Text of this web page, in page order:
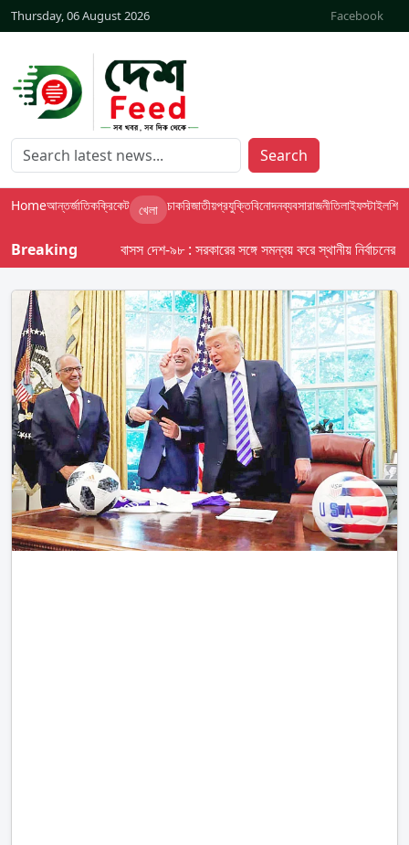
Thursday, 06 August 2026 Facebook
Search
Homeআন্তর্জাতিকক্রিকেট খেলা চাকরিজাতীয়প্রযুক্তিবিনোদনব্যবসারাজনীতিলাইফস্টাইলশিক্ষা
Breaking বাসস দেশ-৯৮ : সরকারের সঙ্গে সমন্বয় করে স্থানীয় নির্বাচনের